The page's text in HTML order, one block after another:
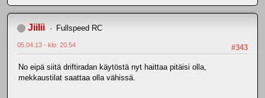
JiiIii Fullspeed RC
#343
05.04.13 - klo: 20.54
No eipä siitä driftiradan käytöstä nyt haittaa pitäisi olla,
mekkaustilat saattaa olla vähissä.